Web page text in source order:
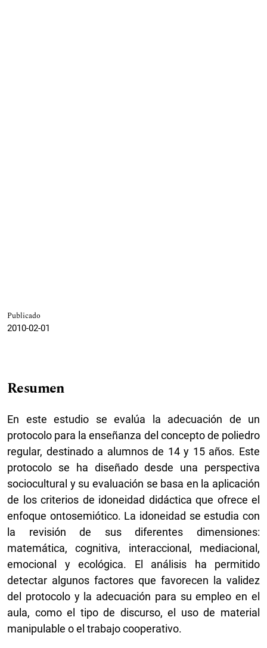
Publicado
2010-02-01
Resumen
En este estudio se evalúa la adecuación de un
protocolo para la enseñanza del concepto de poliedro
regular, destinado a alumnos de 14 y 15 años. Este
protocolo se ha diseñado desde una perspectiva
sociocultural y su evaluación se basa en la aplicación
de los criterios de idoneidad didáctica que ofrece el
enfoque ontosemiótico. La idoneidad se estudia con
la revisión de sus diferentes dimensiones:
matemática, cognitiva, interaccional, mediacional,
emocional y ecológica. El análisis ha permitido
detectar algunos factores que favorecen la validez
del protocolo y la adecuación para su empleo en el
aula, como el tipo de discurso, el uso de material
manipulable o el trabajo cooperativo.